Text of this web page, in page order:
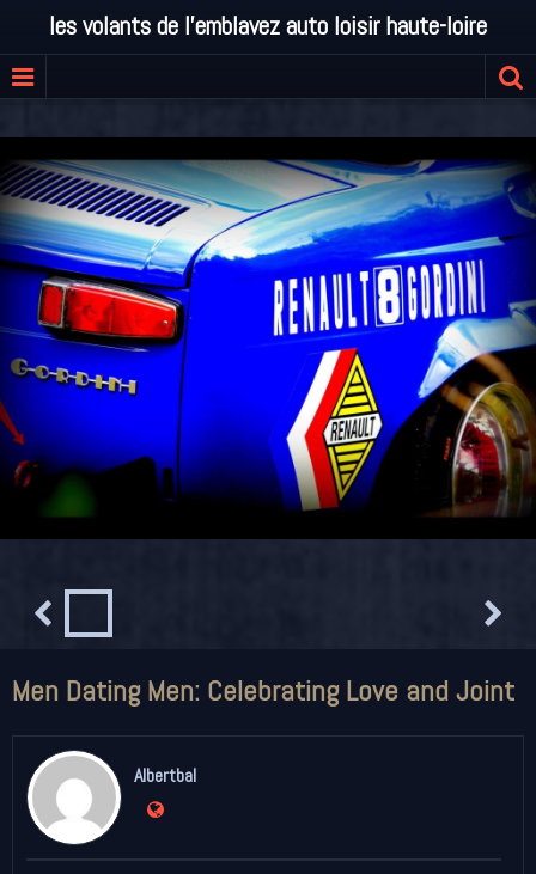
les volants de l'emblavez auto loisir haute-loire
Men Dating Men: Celebrating Love and Joint
Albertbal